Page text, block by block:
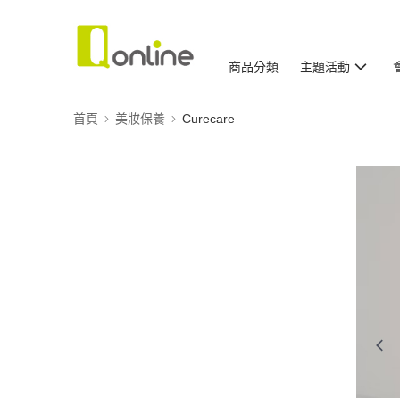
商品分類 主題活動
首頁 美妝保養 Curecare